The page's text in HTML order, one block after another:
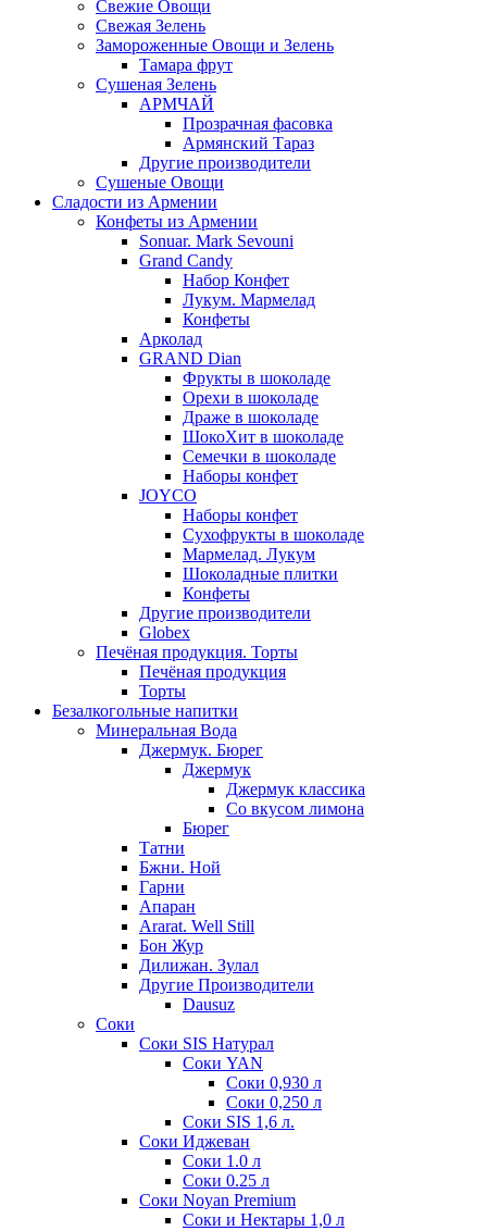
Свежие Овощи
Свежая Зелень
Замороженные Овощи и Зелень
Тамара фрут
Сушеная Зелень
АРМЧАЙ
Прозрачная фасовка
Армянский Тараз
Другие производители
Сушеные Овощи
Сладости из Армении
Конфеты из Армении
Sonuar. Mark Sevouni
Grand Candy
Набор Конфет
Лукум. Мармелад
Конфеты
Арколад
GRAND Dian
Фрукты в шоколаде
Орехи в шоколаде
Драже в шоколаде
ШокоХит в шоколаде
Семечки в шоколаде
Наборы конфет
JOYCO
Наборы конфет
Сухофрукты в шоколаде
Мармелад. Лукум
Шоколадные плитки
Конфеты
Другие производители
Globex
Печёная продукция. Торты
Печёная продукция
Торты
Безалкогольные напитки
Минеральная Вода
Джермук. Бюрег
Джермук
Джермук классика
Со вкусом лимона
Бюрег
Татни
Бжни. Ной
Гарни
Апаран
Ararat. Well Still
Бон Жур
Дилижан. Зулал
Другие Производители
Dausuz
Соки
Соки SIS Натурал
Соки YAN
Соки 0,930 л
Соки 0,250 л
Соки SIS 1,6 л.
Соки Иджеван
Соки 1.0 л
Соки 0.25 л
Соки Noyan Premium
Соки и Нектары 1,0 л